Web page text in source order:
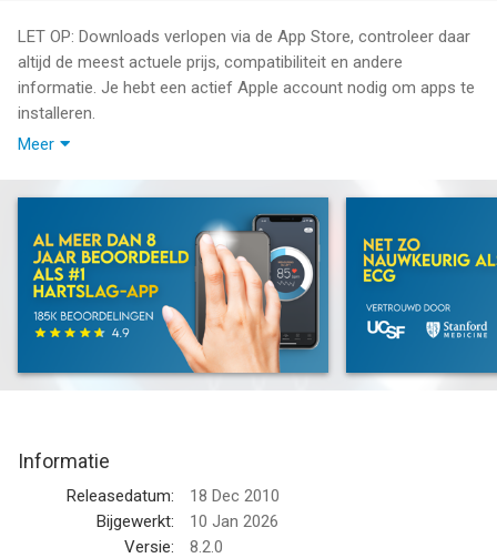
LET OP: Downloads verlopen via de App Store, controleer daar
altijd de meest actuele prijs, compatibiliteit en andere
informatie. Je hebt een actief Apple account nodig om apps te
installeren.
Ook ondersteunt nu Apple Health App, dan kunt u in te
schakelen in Instant Heart Rate Settings -> Health App Sharing.
U hoeft niet een speciale hartslagmeter om uw hartslag te
krijgen, downloaden Instant Heart Rate vandaag en gebruik
flitser van de camera om te zien hoe gezond je bent!
Heart Rate app is over het hele web.
# 1 Hartslag app in de Verenigde Staten
# 1 Hartslag app in Japan
Meer
Informatie
Releasedatum:
18 Dec 2010
Bijgewerkt:
10 Jan 2026
Versie:
8.2.0